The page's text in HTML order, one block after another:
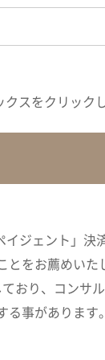
スをクリック
ジェント」決
をお薦めいた
おり、コンサ
事があります。